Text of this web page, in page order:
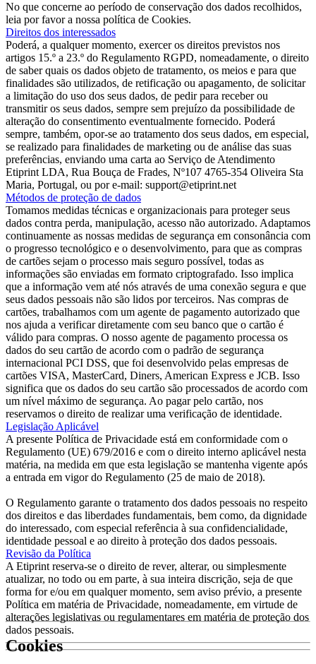
No que concerne ao período de conservação dos dados recolhidos,
leia por favor a nossa política de Cookies.
Direitos dos interessados
Poderá, a qualquer momento, exercer os direitos previstos nos
artigos 15.º a 23.º do Regulamento RGPD, nomeadamente, o direito
de saber quais os dados objeto de tratamento, os meios e para que
finalidades são utilizados, de retificação ou apagamento, de solicitar
a limitação do uso dos seus dados, de pedir para receber ou
transmitir os seus dados, sempre sem prejuízo da possibilidade de
alteração do consentimento eventualmente fornecido. Poderá
sempre, também, opor-se ao tratamento dos seus dados, em especial,
se realizado para finalidades de marketing ou de análise das suas
preferências, enviando uma carta ao Serviço de Atendimento
Etiprint LDA, Rua Bouça de Frades, Nº107 4765-354 Oliveira Sta
Maria, Portugal, ou por e-mail: support@etiprint.net
Métodos de proteção de dados
Tomamos medidas técnicas e organizacionais para proteger seus
dados contra perda, manipulação, acesso não autorizado. Adaptamos
continuamente as nossas medidas de segurança em consonância com
o progresso tecnológico e o desenvolvimento, para que as compras
de cartões sejam o processo mais seguro possível, todas as
informações são enviadas em formato criptografado. Isso implica
que a informação vem até nós através de uma conexão segura e que
seus dados pessoais não são lidos por terceiros. Nas compras de
cartões, trabalhamos com um agente de pagamento autorizado que
nos ajuda a verificar diretamente com seu banco que o cartão é
válido para compras. O nosso agente de pagamento processa os
dados do seu cartão de acordo com o padrão de segurança
internacional PCI DSS, que foi desenvolvido pelas empresas de
cartões VISA, MasterCard, Diners, American Express e JCB. Isso
significa que os dados do seu cartão são processados ​​de acordo com
um nível máximo de segurança. Ao pagar pelo cartão, nos
reservamos o direito de realizar uma verificação de identidade.
Legislação Aplicável
A presente Política de Privacidade está em conformidade com o
Regulamento (UE) 679/2016 e com o direito interno aplicável nesta
matéria, na medida em que esta legislação se mantenha vigente após
a entrada em vigor do Regulamento (25 de maio de 2018).
O Regulamento garante o tratamento dos dados pessoais no respeito
dos direitos e das liberdades fundamentais, bem como, da dignidade
do interessado, com especial referência à sua confidencialidade,
identidade pessoal e ao direito à proteção dos dados pessoais.
Revisão da Política
A Etiprint reserva-se o direito de rever, alterar, ou simplesmente
atualizar, no todo ou em parte, à sua inteira discrição, seja de que
forma for e/ou em qualquer momento, sem aviso prévio, a presente
Política em matéria de Privacidade, nomeadamente, em virtude de
alterações legislativas ou regulamentares em matéria de proteção dos
dados pessoais.
Cookies